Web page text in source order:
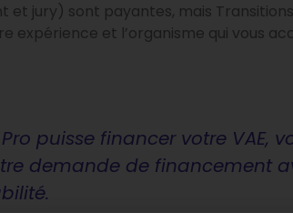
et jury) sont payantes, mais
expérience et l’organisme qui vous
puisse financer votre VAE,
demande de financement